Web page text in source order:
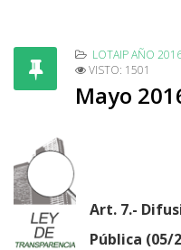
LOTAIP AÑO
VISTO: 1501
Mayo
Art. 7.-
Pública (05/